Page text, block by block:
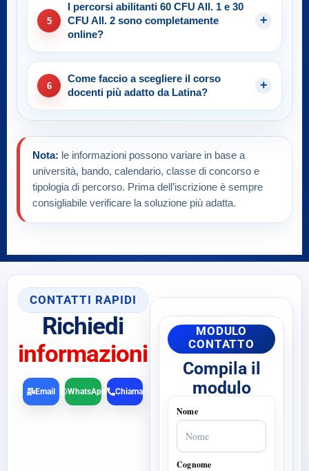
5
I percorsi abilitanti 60 CFU All. 1 e 30
CFU All. 2 sono completamente
online?
6
Come faccio a scegliere il corso
docenti più adatto da Latina?
Nota: le informazioni possono variare in base a
università, bando, calendario, classe di concorso e
tipologia di percorso. Prima dell’iscrizione è sempre
consigliabile verificare la soluzione più adatta.
CONTATTI RAPIDI
Richiedi
informazioni
Chiama
Email WhatsApp
MODULO
CONTATTO
Compila il
modulo
Nome
Cognome